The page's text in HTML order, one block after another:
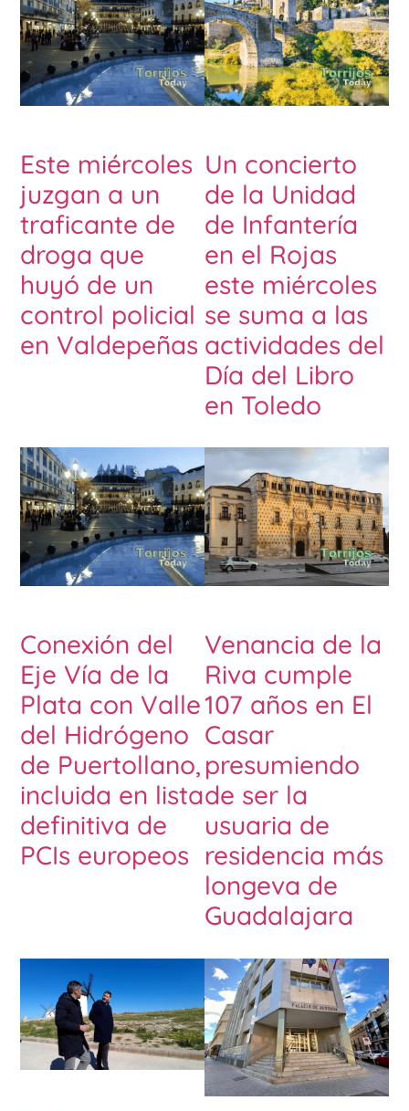
Este miércoles
juzgan a un
traficante de
droga que
huyó de un
control policial
en Valdepeñas
Un concierto
de la Unidad
de Infantería
en el Rojas
este miércoles
se suma a las
actividades del
Día del Libro
en Toledo
Conexión del
Eje Vía de la
Plata con Valle
del Hidrógeno
de Puertollano,
incluida en lista
definitiva de
PCIs europeos
Venancia de la
Riva cumple
107 años en El
Casar
presumiendo
de ser la
usuaria de
residencia más
longeva de
Guadalajara